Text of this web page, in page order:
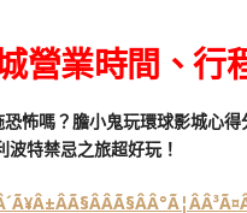
營業時間、行